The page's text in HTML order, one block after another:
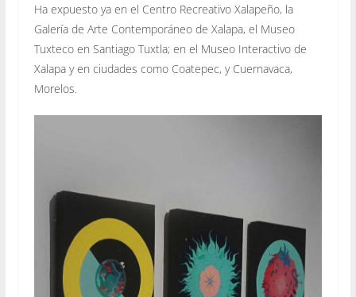
Ha expuesto ya en el Centro Recreativo Xalapeño, la
Galería de Arte Contemporáneo de Xalapa, el Museo
Tuxteco en Santiago Tuxtla; en el Museo Interactivo de
Xalapa y en ciudades como Coatepec, y Cuernavaca,
Morelos.